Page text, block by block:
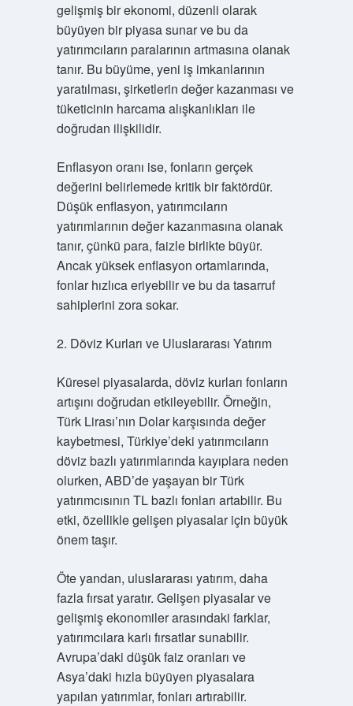
gelişmiş bir ekonomi, düzenli olarak
büyüyen bir piyasa sunar ve bu da
yatırımcıların paralarının artmasına olanak
tanır. Bu büyüme, yeni iş imkanlarının
yaratılması, şirketlerin değer kazanması ve
tüketicinin harcama alışkanlıkları ile
doğrudan ilişkilidir.
Enflasyon oranı ise, fonların gerçek
değerini belirlemede kritik bir faktördür.
Düşük enflasyon, yatırımcıların
yatırımlarının değer kazanmasına olanak
tanır, çünkü para, faizle birlikte büyür.
Ancak yüksek enflasyon ortamlarında,
fonlar hızlıca eriyebilir ve bu da tasarruf
sahiplerini zora sokar.
2. Döviz Kurları ve Uluslararası Yatırım
Küresel piyasalarda, döviz kurları fonların
artışını doğrudan etkileyebilir. Örneğin,
Türk Lirası’nın Dolar karşısında değer
kaybetmesi, Türkiye’deki yatırımcıların
döviz bazlı yatırımlarında kayıplara neden
olurken, ABD’de yaşayan bir Türk
yatırımcısının TL bazlı fonları artabilir. Bu
etki, özellikle gelişen piyasalar için büyük
önem taşır.
Öte yandan, uluslararası yatırım, daha
fazla fırsat yaratır. Gelişen piyasalar ve
gelişmiş ekonomiler arasındaki farklar,
yatırımcılara karlı fırsatlar sunabilir.
Avrupa’daki düşük faiz oranları ve
Asya’daki hızla büyüyen piyasalara
yapılan yatırımlar, fonları artırabilir.